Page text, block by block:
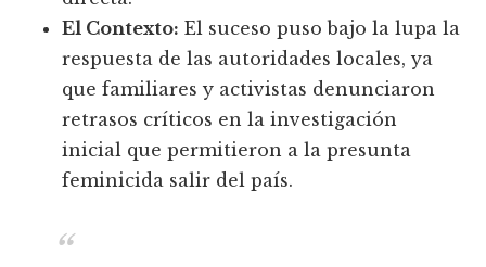
El Contexto: El suceso puso bajo la lupa la
respuesta de las autoridades locales, ya
que familiares y activistas denunciaron
retrasos críticos en la investigación
inicial que permitieron a la presunta
feminicida salir del país.